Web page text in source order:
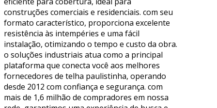
construções comerciais e residenciais. com seu
formato característico, proporciona excelente
resistência às intempéries e uma fácil
instalação, otimizando o tempo e custo da obra.
o soluções industriais atua como a principal
plataforma que conecta você aos melhores
fornecedores de telha paulistinha, operando
desde 2012 com confiança e segurança. com
mais de 1,6 milhão de compradores em nossa